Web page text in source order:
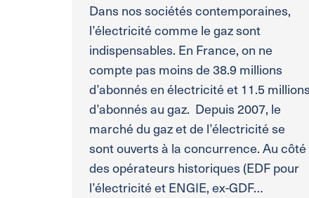
Dans nos sociétés contemporaines,
l’électricité comme le gaz sont
indispensables. En France, on ne
compte pas moins de 38.9 millions
d’abonnés en électricité et 11.5 millions
d’abonnés au gaz. Depuis 2007, le
marché du gaz et de l’électricité se
sont ouverts à la concurrence. Au côté
des opérateurs historiques (EDF pour
l’électricité et ENGIE, ex-GDF…